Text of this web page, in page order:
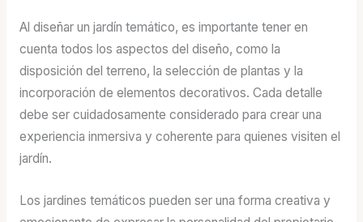
Al diseñar un jardín temático, es importante tener en
cuenta todos los aspectos del diseño, como la
disposición del terreno, la selección de plantas y la
incorporación de elementos decorativos. Cada detalle
debe ser cuidadosamente considerado para crear una
experiencia inmersiva y coherente para quienes visiten el
jardín.
Los jardines temáticos pueden ser una forma creativa y